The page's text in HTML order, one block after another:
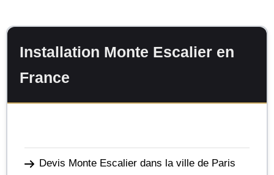
Installation Monte Escalier en
France
Devis Monte Escalier dans la ville de Paris